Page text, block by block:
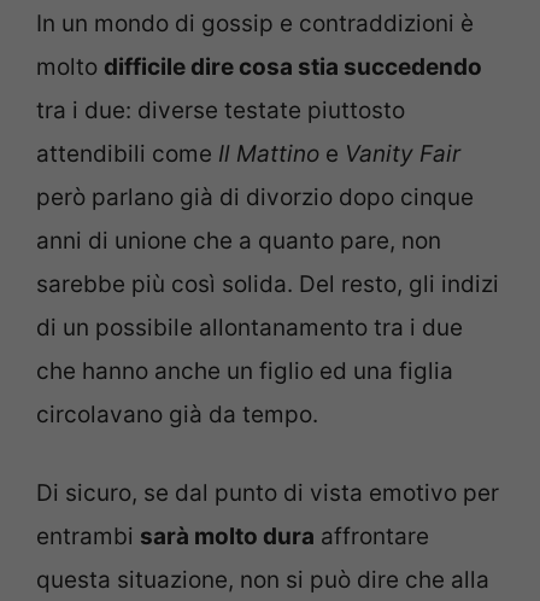
In un mondo di gossip e contraddizioni è
molto difficile dire cosa stia succedendo
tra i due: diverse testate piuttosto
attendibili come Il Mattino e Vanity Fair
però parlano già di divorzio dopo cinque
anni di unione che a quanto pare, non
sarebbe più così solida. Del resto, gli indizi
di un possibile allontanamento tra i due
che hanno anche un figlio ed una figlia
circolavano già da tempo.
Di sicuro, se dal punto di vista emotivo per
entrambi sarà molto dura affrontare
questa situazione, non si può dire che alla